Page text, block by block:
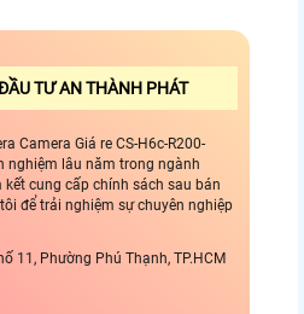
TƯ AN THÀNH PHÁT
Camera Giá re CS-H6c-R200-
nghiệm lâu năm trong ngành
cung cấp chính sách sau bán
để trải nghiệm sự chuyên nghiệp
11, Phường Phú Thạnh, TP.HCM